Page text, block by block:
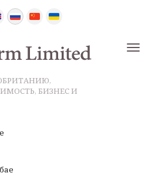
БИЗНЕС И